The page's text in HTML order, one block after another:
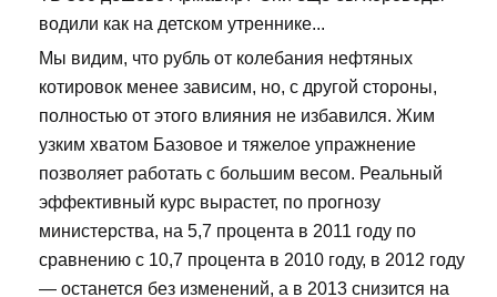
водили как на детском утреннике...
Мы видим, что рубль от колебания нефтяных
котировок менее зависим, но, с другой стороны,
полностью от этого влияния не избавился. Жим
узким хватом Базовое и тяжелое упражнение
позволяет работать с большим весом. Реальный
эффективный курс вырастет, по прогнозу
министерства, на 5,7 процента в 2011 году по
сравнению с 10,7 процента в 2010 году, в 2012 году
— останется без изменений, а в 2013 снизится на